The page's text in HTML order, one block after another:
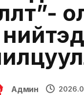
өө
нийтэд
Админ